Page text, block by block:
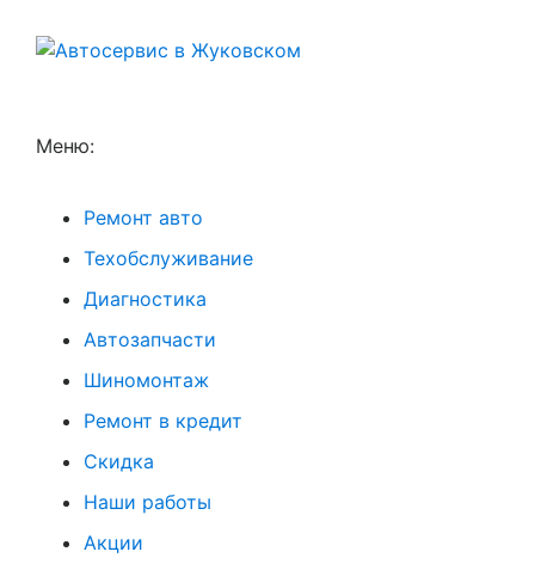
Меню:
Ремонт авто
Техобслуживание
Диагностика
Автозапчасти
Шиномонтаж
Ремонт в кредит
Скидка
Наши работы
Акции